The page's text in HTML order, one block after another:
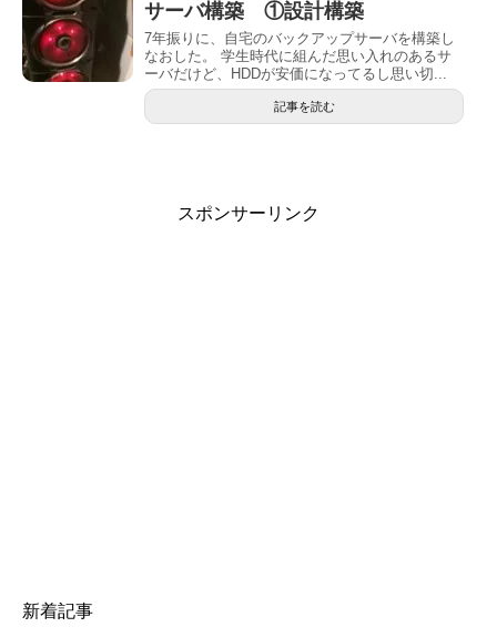
サーバ構築 ①設計構築
7年振りに、自宅のバックアップサーバを構築し
なおした。 学生時代に組んだ思い入れのあるサ
ーバだけど、HDDが安価になってるし思い切...
記事を読む
スポンサーリンク
新着記事